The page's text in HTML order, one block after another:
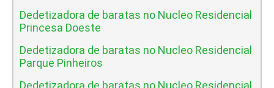
Dedetizadora de baratas no Nucleo Residencial
Princesa Doeste
Dedetizadora de baratas no Nucleo Residencial
Parque Pinheiros